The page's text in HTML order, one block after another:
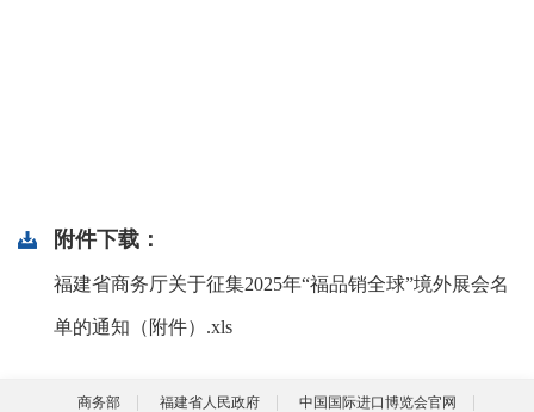
附件下载：
福建省商务厅关于征集2025年“福品销全球”境外展会名
单的通知（附件）.xls
商务部 福建省人民政府 中国国际进口博览会官网